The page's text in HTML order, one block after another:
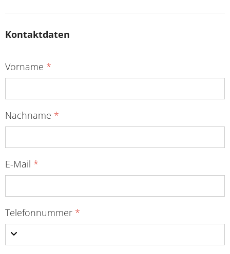
Kontaktdaten
Vorname *
Nachname *
E-Mail *
Telefonnummer *